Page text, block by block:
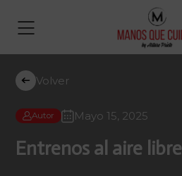
Volver
Autor Mayo 15, 2025
Entrenos al aire libre